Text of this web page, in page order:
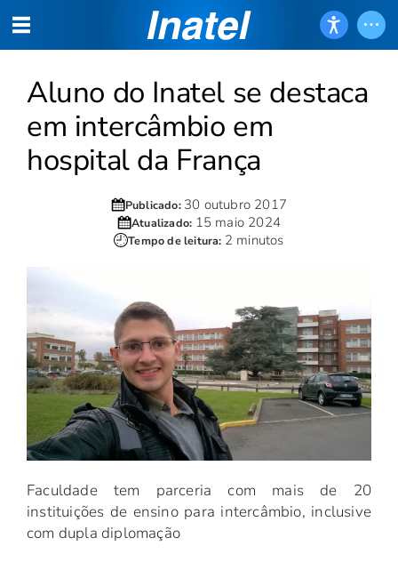
Aluno do Inatel se destaca
em intercâmbio em
hospital da França
Publicado: 30 outubro 2017
Atualizado: 15 maio 2024
Tempo de leitura: 2 minutos
Faculdade tem parceria com mais de 20
instituições de ensino para intercâmbio, inclusive
com dupla diplomação